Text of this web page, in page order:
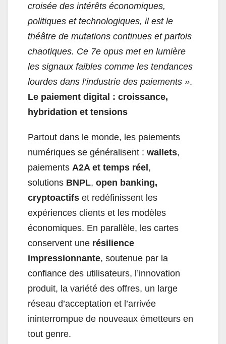
croisée des intérêts économiques,
politiques et technologiques, il est le
théâtre de mutations continues et parfois
chaotiques. Ce 7e opus met en lumière
les signaux faibles comme les tendances
lourdes dans l’industrie des paiements ».
Le paiement digital : croissance,
hybridation et tensions
Partout dans le monde, les paiements
numériques se généralisent : wallets,
paiements A2A et temps réel,
solutions BNPL, open banking,
cryptoactifs et redéfinissent les
expériences clients et les modèles
économiques. En parallèle, les cartes
conservent une résilience
impressionnante, soutenue par la
confiance des utilisateurs, l’innovation
produit, la variété des offres, un large
réseau d’acceptation et l’arrivée
ininterrompue de nouveaux émetteurs en
tout genre.